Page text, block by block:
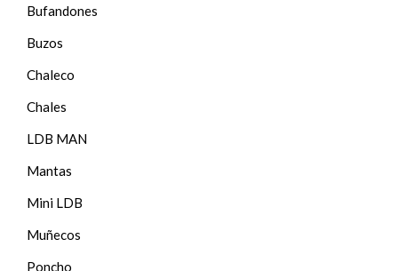
Bufandones
Buzos
Chaleco
Chales
LDB MAN
Mantas
Mini LDB
Muñecos
Poncho